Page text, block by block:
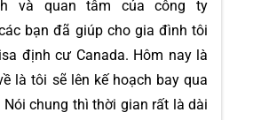
và quan tâm của công ty
bạn đã giúp cho gia đình tôi
định cư Canada. Hôm nay là
là tôi sẽ lên kế hoạch bay qua
Nói chung thì thời gian rất là dài